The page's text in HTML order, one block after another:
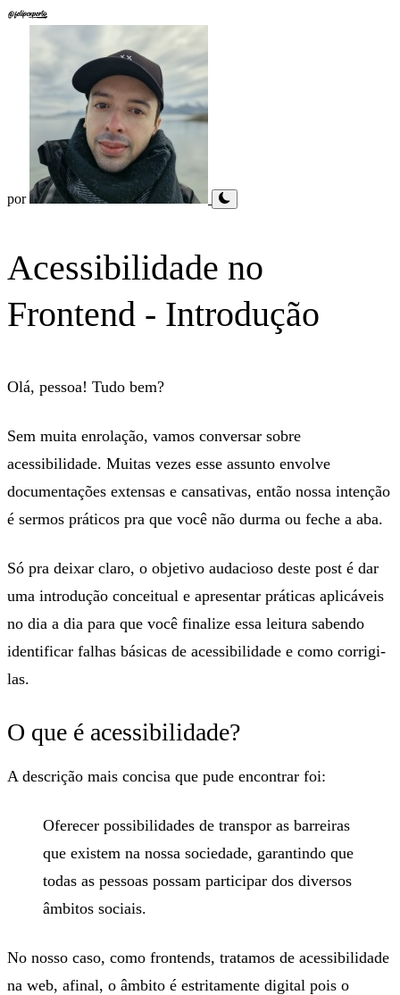
por
Acessibilidade no
Frontend - Introdução
Olá, pessoa! Tudo bem?
Sem muita enrolação, vamos conversar sobre
acessibilidade. Muitas vezes esse assunto envolve
documentações extensas e cansativas, então nossa intenção
é sermos práticos pra que você não durma ou feche a aba.
Só pra deixar claro, o objetivo audacioso deste post é dar
uma introdução conceitual e apresentar práticas aplicáveis
no dia a dia para que você finalize essa leitura sabendo
identificar falhas básicas de acessibilidade e como corrigi-
las.
O que é acessibilidade?
A descrição mais concisa que pude encontrar foi:
Oferecer possibilidades de transpor as barreiras
que existem na nossa sociedade, garantindo que
todas as pessoas possam participar dos diversos
âmbitos sociais.
No nosso caso, como frontends, tratamos de acessibilidade
na web, afinal, o âmbito é estritamente digital pois o